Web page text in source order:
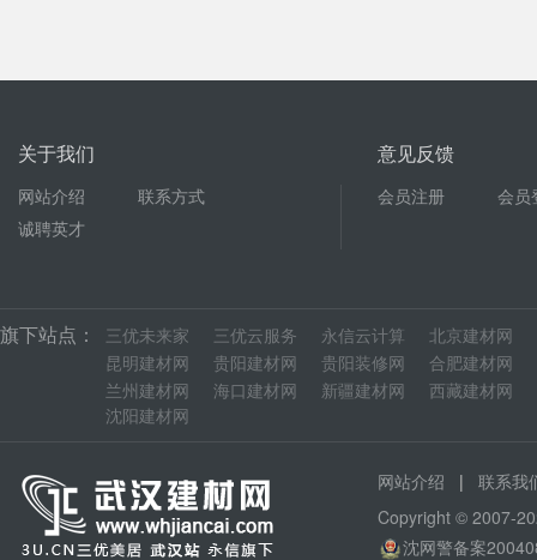
关于我们
网站介绍
联系方式
诚聘英才
意见反馈
会员注册 会员
旗下站点： 三优未来家 三优云服务 永信云计算 北京建材网
昆明建材网
贵阳建材网 贵阳装修网 合肥建材网
兰州建材网
海口建材网 新疆建材网 西藏建材网
沈阳建材网
网站介绍 | 联系我
Copyright © 2007-
沈网警备案